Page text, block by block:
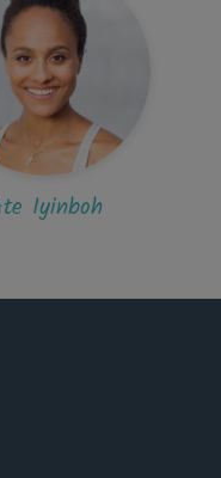
toll hast du das gemacht!
Einheit und...
🙂😉😃
Iyinboh